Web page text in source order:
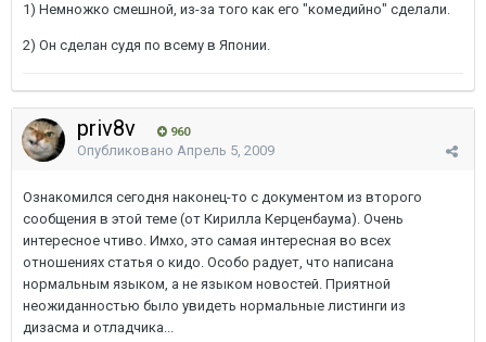
1) Немножко смешной, из-за того как его "комедийно" сделали.
2) Он сделан судя по всему в Японии.
priv8v 960
Опубликовано Апрель 5, 2009
Ознакомился сегодня наконец-то с документом из второго
сообщения в этой теме (от Кирилла Керценбаума). Очень
интересное чтиво. Имхо, это самая интересная во всех
отношениях статья о кидо. Особо радует, что написана
нормальным языком, а не языком новостей. Приятной
неожиданностью было увидеть нормальные листинги из
дизасма и отладчика...